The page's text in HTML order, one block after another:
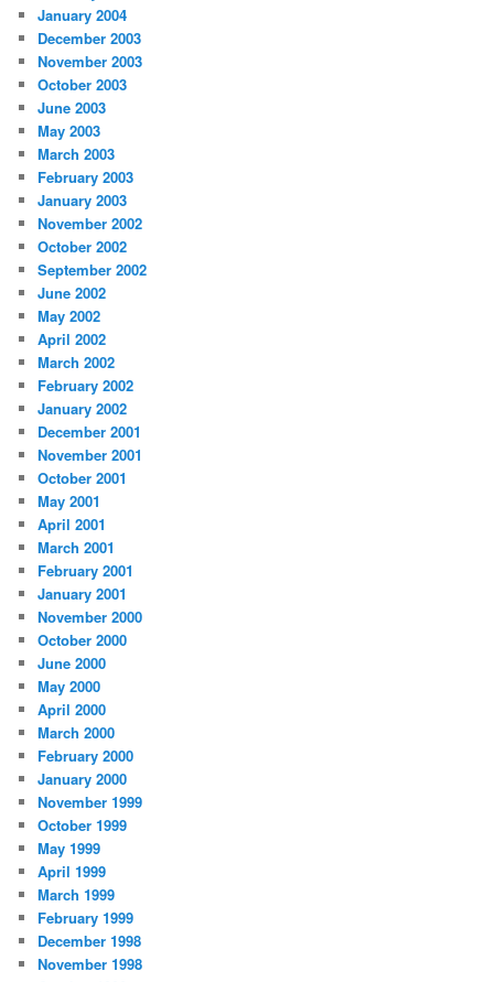
January 2004
December 2003
November 2003
October 2003
June 2003
May 2003
March 2003
February 2003
January 2003
November 2002
October 2002
September 2002
June 2002
May 2002
April 2002
March 2002
February 2002
January 2002
December 2001
November 2001
October 2001
May 2001
April 2001
March 2001
February 2001
January 2001
November 2000
October 2000
June 2000
May 2000
April 2000
March 2000
February 2000
January 2000
November 1999
October 1999
May 1999
April 1999
March 1999
February 1999
December 1998
November 1998